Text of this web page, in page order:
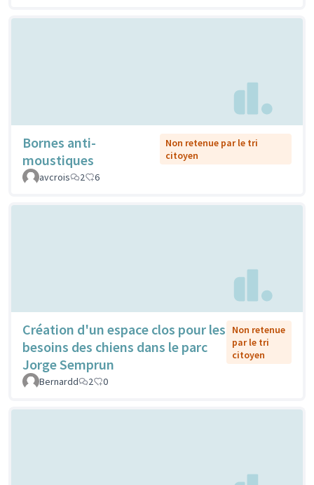
Bornes anti-
moustiques
Non retenue par le tri
citoyen
avcrois
2 6
Création d'un espace clos pour les
besoins des chiens dans le parc
Jorge Semprun
Non retenue
par le tri
citoyen
Bernardd 2 0